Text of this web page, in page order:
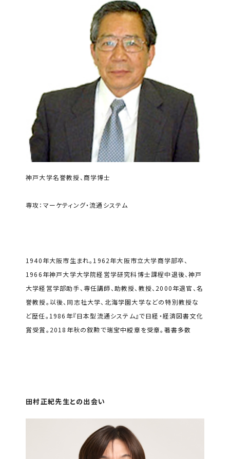
神戸大学名誉教授、商学博士
専攻：マーケティング・流通システム
1940年大阪市生まれ。1962年大阪市立大学商学部卒、
1966年神戸大学大学院経営学研究科博士課程中退後、神戸
大学経営学部助手、専任講師、助教授、教授、2000年退官、名
誉教授。以後、同志社大学、北海学園大学などの特別教授な
ど歴任。1986年『日本型流通システム』で日経・経済図書文化
賞受賞。2018年秋の叙勲で瑞宝中綬章を受章。著書多数
田村正紀先生との出会い